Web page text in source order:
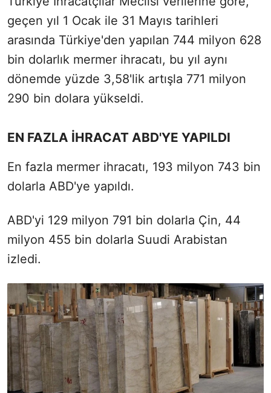
geçen yıl 1 Ocak ile 31 Mayıs tarihleri
arasında Türkiye'den yapılan 744 milyon 628
bin dolarlık mermer ihracatı, bu yıl aynı
dönemde yüzde 3,58'lik artışla 771 milyon
290 bin dolara yükseldi.
EN FAZLA İHRACAT ABD'YE YAPILDI
En fazla mermer ihracatı, 193 milyon 743 bin
dolarla ABD'ye yapıldı.
ABD'yi 129 milyon 791 bin dolarla Çin, 44
milyon 455 bin dolarla Suudi Arabistan
izledi.